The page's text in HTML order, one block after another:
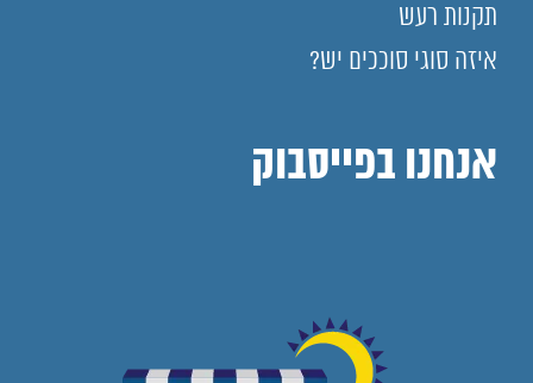
תקנות רעש
איזה סוגי סוככים יש?
אנחנו בפייסבוק